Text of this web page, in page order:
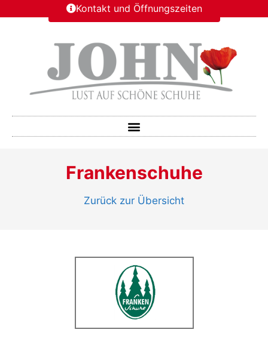
Kontakt und Öffnungszeiten
Frankenschuhe
Zurück zur Übersicht